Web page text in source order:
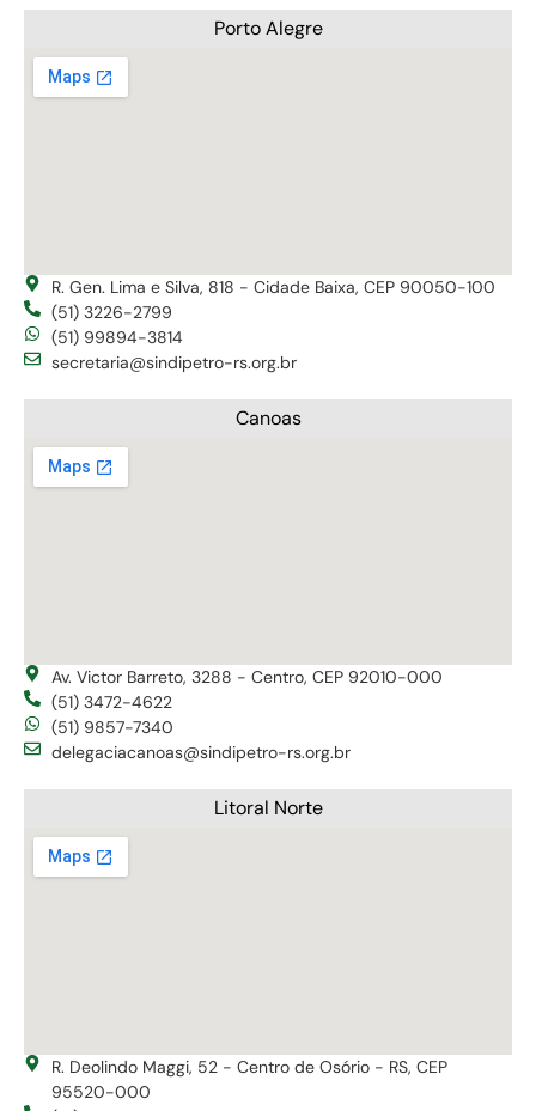
Porto Alegre
R. Gen. Lima e Silva, 818 - Cidade Baixa, CEP 90050-100
(51) 3226-2799
(51) 99894-3814
secretaria@sindipetro-rs.org.br
Canoas
Av. Victor Barreto, 3288 - Centro, CEP 92010-000
(51) 3472-4622
(51) 9857-7340
delegaciacanoas@sindipetro-rs.org.br
Litoral Norte
R. Deolindo Maggi, 52 - Centro de Osório - RS, CEP
95520-000